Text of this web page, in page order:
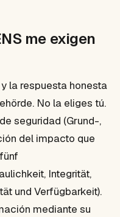
me exigen
la respuesta honesta
No la eliges tú.
seguridad (Grund-,
del impacto que
Integrität,
und Verfügbarkeit).
mediante su